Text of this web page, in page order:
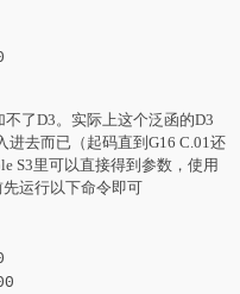
不了D3。实际上这个泛函的D3
进去而已（起码直到G16 C.01还
S3里可以直接得到参数，使用
先运行以下命令即可